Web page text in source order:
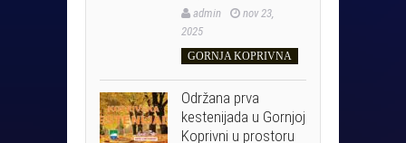
admin
nov 23,
2025
GORNJA KOPRIVNA
Održana prva
kestenijada u Gornjoj
Koprivni u prostoru